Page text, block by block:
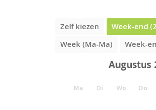
Zelf kiezen Week-end
Week (Ma-Ma)
Week-
Augustus
Ma Di Wo Do